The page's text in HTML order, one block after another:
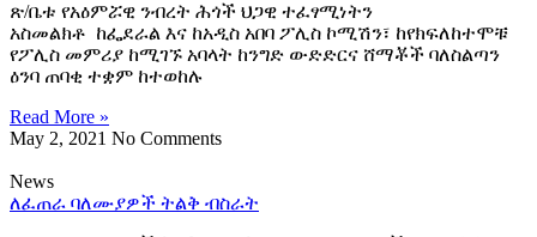
ጽ/ቤቱ የአዕምሯዊ ንብረት ሕጎች ህጋዊ ተፈፃሚነትን
አስመልክቶ ከፌደራል እና ከአዲስ አበባ ፖሊስ ኮሚሽን፣ ከየክፍለከተሞቹ
የፖሊስ መምሪያ ከሚገኙ አባላት ከንግድ ውድድርና ሸማቾች ባለስልጣን
ዕንባ ጠባቂ ተቋም ከተወከሉ
Read More »
May 2, 2021 No Comments
News
ለፈጠራ ባለሙያዎች ትልቅ ብስራት